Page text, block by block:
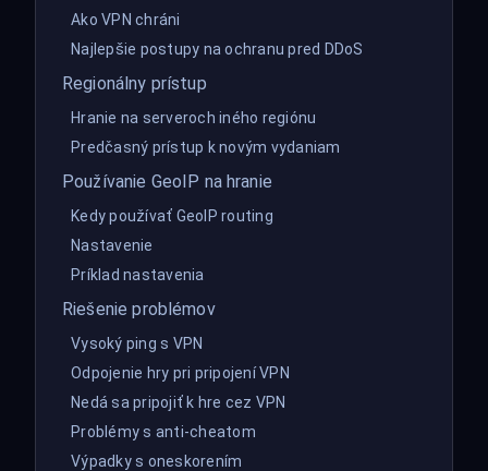
Ako VPN chráni
Najlepšie postupy na ochranu pred DDoS
Regionálny prístup
Hranie na serveroch iného regiónu
Predčasný prístup k novým vydaniam
Používanie GeoIP na hranie
Kedy používať GeoIP routing
Nastavenie
Príklad nastavenia
Riešenie problémov
Vysoký ping s VPN
Odpojenie hry pri pripojení VPN
Nedá sa pripojiť k hre cez VPN
Problémy s anti-cheatom
Výpadky s oneskorením